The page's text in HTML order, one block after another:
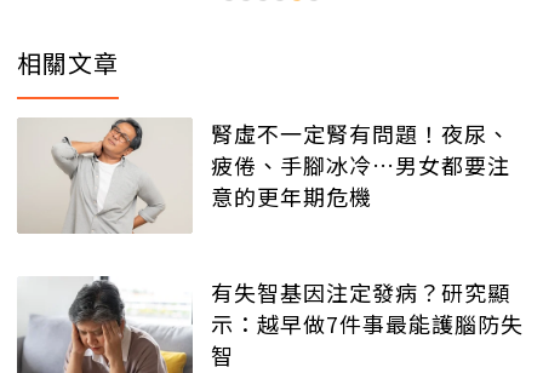
相關文章
腎虛不一定腎有問題！夜尿、
疲倦、手腳冰冷…男女都要注
意的更年期危機
有失智基因注定發病？研究顯
示：越早做7件事最能護腦防失
智